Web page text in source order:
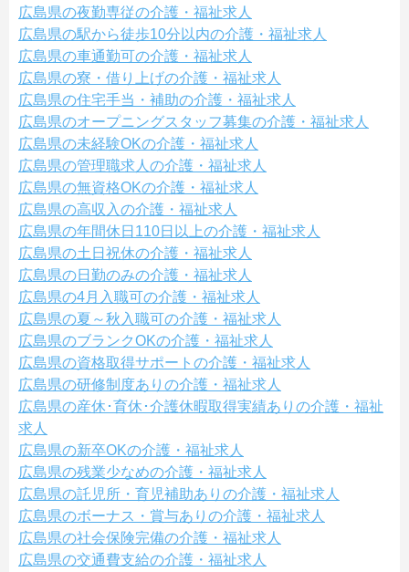
広島県の夜勤専従の介護・福祉求人
広島県の駅から徒歩10分以内の介護・福祉求人
広島県の車通勤可の介護・福祉求人
広島県の寮・借り上げの介護・福祉求人
広島県の住宅手当・補助の介護・福祉求人
広島県のオープニングスタッフ募集の介護・福祉求人
広島県の未経験OKの介護・福祉求人
広島県の管理職求人の介護・福祉求人
広島県の無資格OKの介護・福祉求人
広島県の高収入の介護・福祉求人
広島県の年間休日110日以上の介護・福祉求人
広島県の土日祝休の介護・福祉求人
広島県の日勤のみの介護・福祉求人
広島県の4月入職可の介護・福祉求人
広島県の夏～秋入職可の介護・福祉求人
広島県のブランクOKの介護・福祉求人
広島県の資格取得サポートの介護・福祉求人
広島県の研修制度ありの介護・福祉求人
広島県の産休･育休･介護休暇取得実績ありの介護・福祉
求人
広島県の新卒OKの介護・福祉求人
広島県の残業少なめの介護・福祉求人
広島県の託児所・育児補助ありの介護・福祉求人
広島県のボーナス・賞与ありの介護・福祉求人
広島県の社会保険完備の介護・福祉求人
広島県の交通費支給の介護・福祉求人